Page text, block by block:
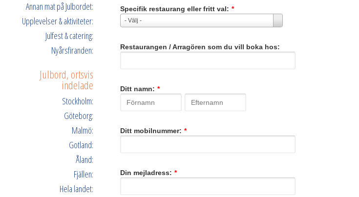
Annan mat på Julbordet:
Upplevelser & aktiviteter:
Julfest & catering:
Nyårsfiranden:
Julbord, ortsvis
indelade
Stockholm:
Göteborg:
Malmö:
Gotland:
Åland:
Fjällen:
Hela landet:
Specifik restaurang eller fritt val: *
- Välj -
Restaurangen / Arragören som du vill boka hos:
Ditt namn: *
Ditt mobilnummer: *
Din mejladress: *